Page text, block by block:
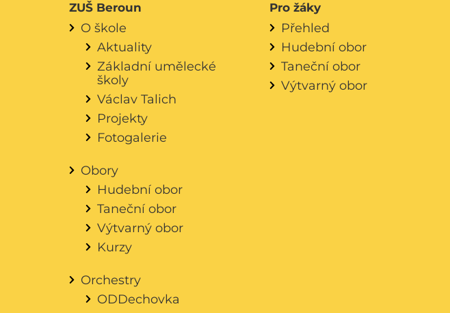
ZUŠ Beroun
O škole
Aktuality
Základní umělecké
školy
Václav Talich
Projekty
Fotogalerie
Obory
Hudební obor
Taneční obor
Výtvarný obor
Kurzy
Orchestry
ODDechovka
Pro žáky
Přehled
Hudební obor
Taneční obor
Výtvarný obor